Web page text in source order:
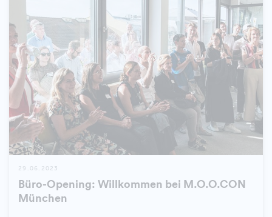
29.06.2023
Büro-Opening: Willkommen bei M.O.O.CON
München